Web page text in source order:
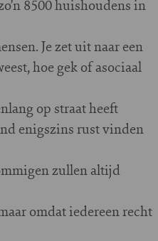
8500 huishoudens in
Je zet uit naar een
hoe gek of asociaal
op straat heeft
enigszins rust vinden
zullen altijd
omdat iedereen recht